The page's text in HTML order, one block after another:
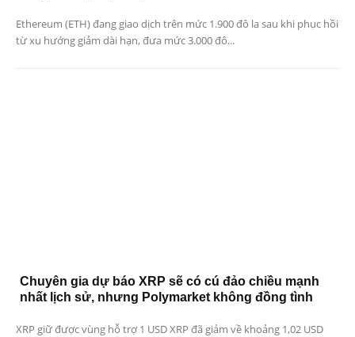
Ethereum (ETH) đang giao dịch trên mức 1.900 đô la sau khi phục hồi
từ xu hướng giảm dài hạn, đưa mức 3.000 đô...
Chuyên gia dự báo XRP sẽ có cú đảo chiều mạnh
nhất lịch sử, nhưng Polymarket không đồng tình
XRP giữ được vùng hỗ trợ 1 USD XRP đã giảm về khoảng 1,02 USD